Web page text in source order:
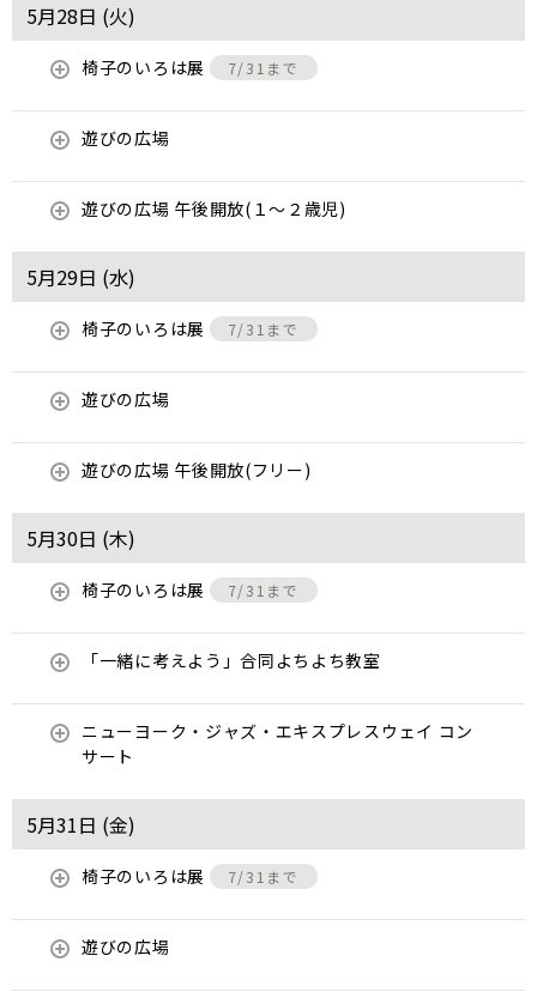
5月28日 (火)
椅子のいろは展 7/31まで
遊びの広場
遊びの広場 午後開放(１～２歳児)
5月29日 (水)
椅子のいろは展 7/31まで
遊びの広場
遊びの広場 午後開放(フリー)
5月30日 (木)
椅子のいろは展 7/31まで
「一緒に考えよう」合同よちよち教室
ニューヨーク・ジャズ・エキスプレスウェイ コン
サート
5月31日 (金)
椅子のいろは展 7/31まで
遊びの広場